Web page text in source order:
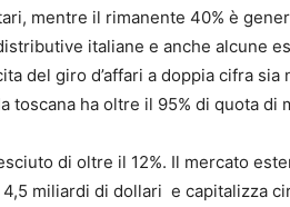
mentre il rimanente 40% è
italiane e anche alcune
del giro d’affari a doppia cifra sia
toscana ha oltre il 95% di quota di
di oltre il 12%. Il mercato
miliardi di dollari e capitalizza